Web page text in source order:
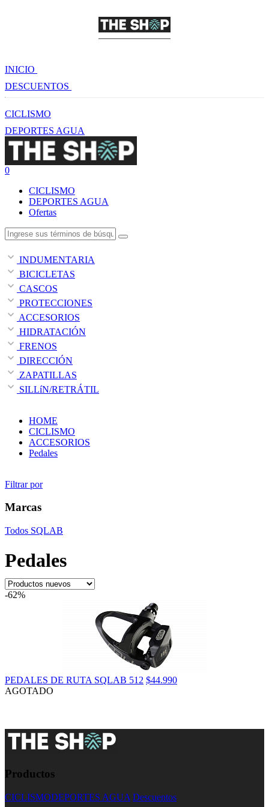
INICIO
DESCUENTOS
CICLISMO
DEPORTES AGUA
0
CICLISMO
DEPORTES AGUA
Ofertas
INDUMENTARIA
BICICLETAS
CASCOS
PROTECCIONES
ACCESORIOS
HIDRATACIÓN
FRENOS
DIRECCIÓN
ZAPATILLAS
SILLíN/RETRÁTIL
HOME
CICLISMO
ACCESORIOS
Pedales
Filtrar por
Marcas
Todos SQLAB
Pedales
-62%
PEDALES DE RUTA SQLAB 512 $44.990
AGOTADO
Productos
CICLISMODEPORTES AGUA Descuentos